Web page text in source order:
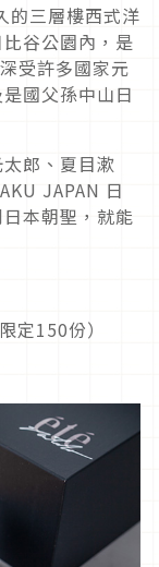
的三層樓西式洋
谷公園內，是
受許多國家元
國父孫中山日
郎、夏目漱
JAPAN 日
本朝聖，就能
定150份）